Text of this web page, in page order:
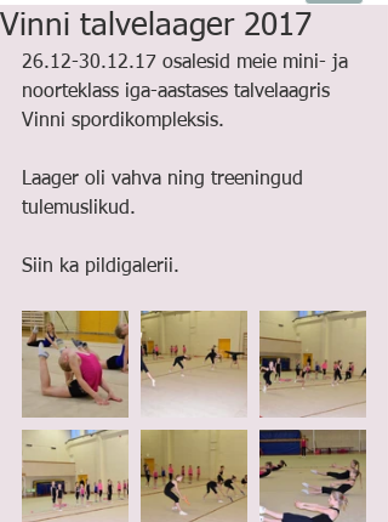
Vinni talvelaager 2017
26.12-30.12.17 osalesid meie mini- ja
noorteklass iga-aastases talvelaagris
Vinni spordikompleksis.
Laager oli vahva ning treeningud
tulemuslikud.
Siin ka pildigalerii.